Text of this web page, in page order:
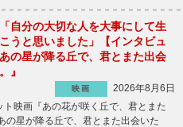
自分の大切な人を大事にして生
うと思いました」【インタビュ
の星が降る丘で、君とまた出会
』
映画
2026年8月6日
映画『あの花が咲く丘で、君とまた
の星が降る丘で、君とまた出会いた